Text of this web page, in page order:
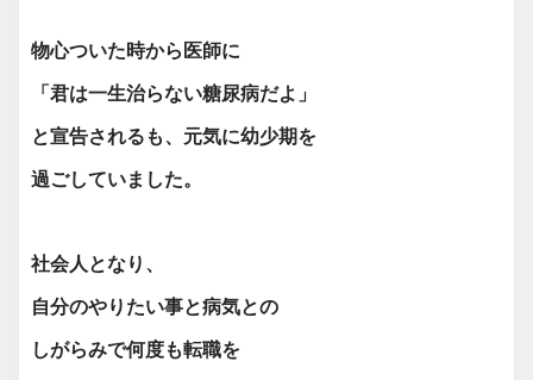
物心ついた時から医師に
「君は一生治らない糖尿病だよ」
と宣告されるも、元気に幼少期を
過ごしていました。
社会人となり、
自分のやりたい事と病気との
しがらみで何度も転職を